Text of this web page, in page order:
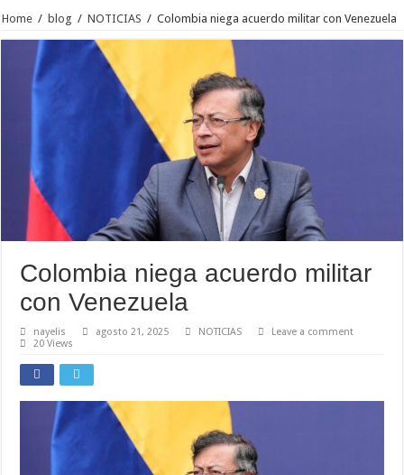
Home / blog / NOTICIAS / Colombia niega acuerdo militar con Venezuela
Colombia niega acuerdo militar
con Venezuela
nayelis agosto 21, 2025 NOTICIAS
Leave a comment
20 Views